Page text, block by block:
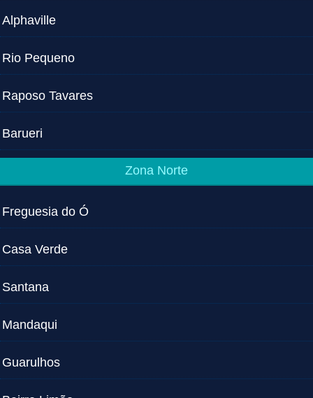
Alphaville
Rio Pequeno
Raposo Tavares
Barueri
Zona Norte
Freguesia do Ó
Casa Verde
Santana
Mandaqui
Guarulhos